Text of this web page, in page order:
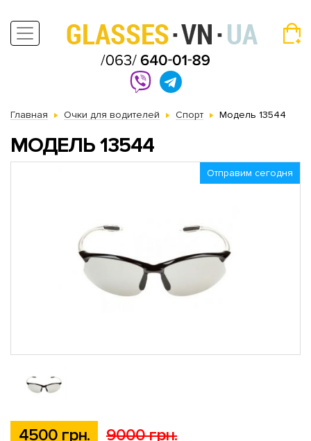
Главная Очки для водителей Спорт Модель 13544
МОДЕЛЬ 13544
Отправим сегодня
4500 грн. 9000 грн.